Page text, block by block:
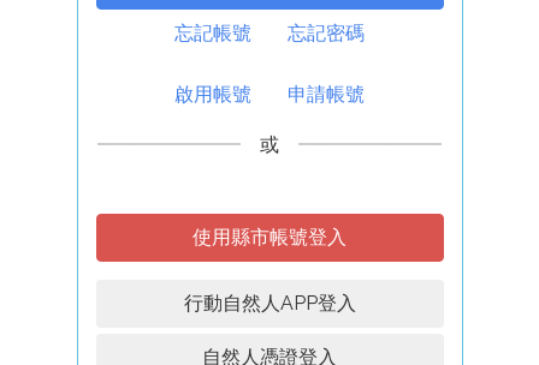
忘記帳號 忘記密碼
啟用帳號 申請帳號
或
使用縣市帳號登入
行動自然人APP登入
自然人憑證登入